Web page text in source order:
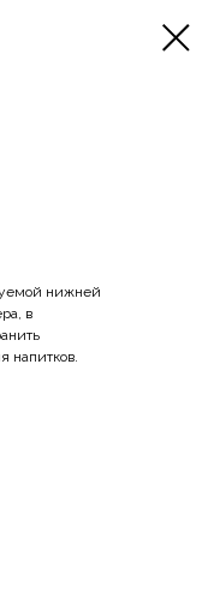
нижней
в
напитков.